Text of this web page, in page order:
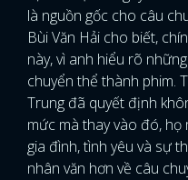
là nguồn gốc cho câu
Bùi Văn Hải cho biết,
này, vì anh hiểu rõ
chuyển thể thành phim.
Trung đã quyết định
mức mà thay vào đó, họ
gia đình, tình yêu và sự
nhân văn hơn về câu